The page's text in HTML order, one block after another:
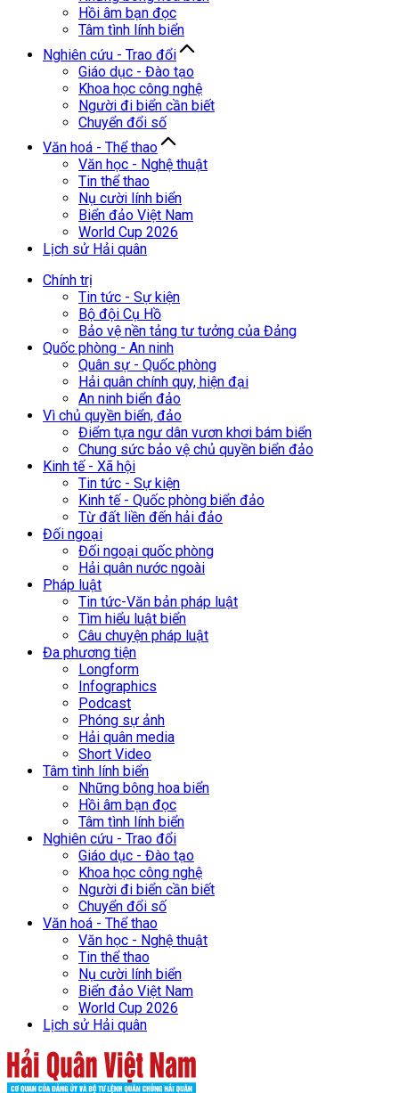
Hồi âm bạn đọc
Tâm tình lính biển
Nghiên cứu - Trao đổi
Giáo dục - Đào tạo
Khoa học công nghệ
Người đi biển cần biết
Chuyển đổi số
Văn hoá - Thể thao
Văn học - Nghệ thuật
Tin thể thao
Nụ cười lính biển
Biển đảo Việt Nam
World Cup 2026
Lịch sử Hải quân
Chính trị
Tin tức - Sự kiện
Bộ đội Cụ Hồ
Bảo vệ nền tảng tư tưởng của Đảng
Quốc phòng - An ninh
Quân sự - Quốc phòng
Hải quân chính quy, hiện đại
An ninh biển đảo
Vì chủ quyền biển, đảo
Điểm tựa ngư dân vươn khơi bám biển
Chung sức bảo vệ chủ quyền biển đảo
Kinh tế - Xã hội
Tin tức - Sự kiện
Kinh tế - Quốc phòng biển đảo
Từ đất liền đến hải đảo
Đối ngoại
Đối ngoại quốc phòng
Hải quân nước ngoài
Pháp luật
Tin tức-Văn bản pháp luật
Tìm hiểu luật biển
Câu chuyện pháp luật
Đa phương tiện
Longform
Infographics
Podcast
Phóng sự ảnh
Hải quân media
Short Video
Tâm tình lính biển
Những bông hoa biển
Hồi âm bạn đọc
Tâm tình lính biển
Nghiên cứu - Trao đổi
Giáo dục - Đào tạo
Khoa học công nghệ
Người đi biển cần biết
Chuyển đổi số
Văn hoá - Thể thao
Văn học - Nghệ thuật
Tin thể thao
Nụ cười lính biển
Biển đảo Việt Nam
World Cup 2026
Lịch sử Hải quân